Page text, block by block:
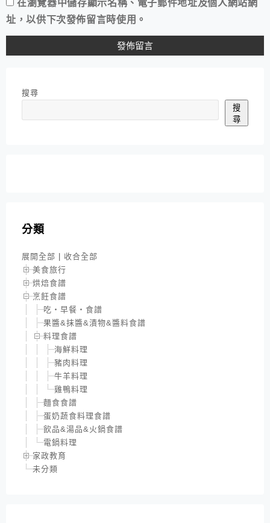
址，以供下次發佈留言時使用。
搜尋
搜
尋
分類
展開全部 | 收合全部
美食旅行
烘焙食譜
烹飪食譜
吃‧早餐‧食譜
果醬&抹醬&漬物&醬料食譜
料理食譜
海鮮料理
豬肉料理
牛羊料理
雞鴨料理
麵食食譜
蛋奶蔬食料理食譜
飲品&湯品&火鍋食譜
電鍋料理
家政教育
未分類